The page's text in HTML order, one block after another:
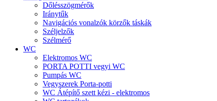
Dőlésszögmérők
Iránytűk
Navigációs vonalzók körzők táskák
Széljelzők
Szélmérő
WC
Elektromos WC
PORTA POTTI vegyi WC
Pumpás WC
Vegyszerek Porta-potti
WC Átépítő szett kézi - elektromos